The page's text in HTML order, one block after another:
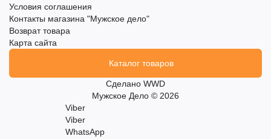
Условия соглашения
Контакты магазина "Мужское дело"
Возврат товара
Карта сайта
Каталог товаров
Сделано WWD
Мужское Дело © 2026
Viber
Viber
WhatsApp